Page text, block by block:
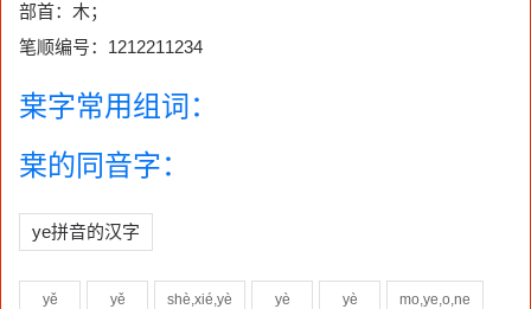
部首：木；
笔顺编号：1212211234
枽字常用组词：
枽的同音字：
ye拼音的汉字
yě yě shè,xié,yè yè yè mo,ye,o,ne